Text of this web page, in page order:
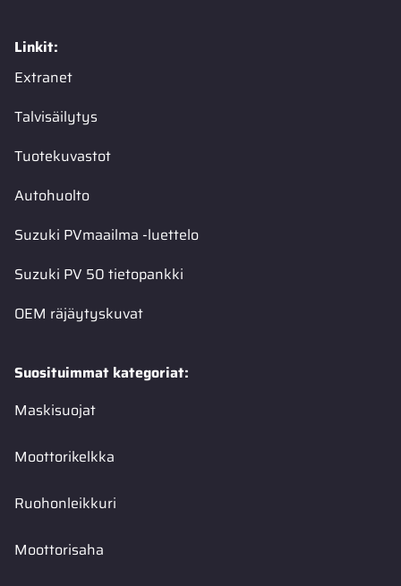
Linkit:
Extranet
Talvisäilytys
Tuotekuvastot
Autohuolto
Suzuki PVmaailma -luettelo
Suzuki PV 50 tietopankki
OEM räjäytyskuvat
Suosituimmat kategoriat:
Maskisuojat
Moottorikelkka
Ruohonleikkuri
Moottorisaha